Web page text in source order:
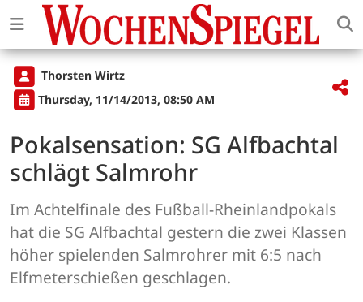
Thorsten Wirtz
Thursday, 11/14/2013, 08:50 AM
Pokalsensation: SG Alfbachtal
schlägt Salmrohr
Im Achtelfinale des Fußball-Rheinlandpokals
hat die SG Alfbachtal gestern die zwei Klassen
höher spielenden Salmrohrer mit 6:5 nach
Elfmeterschießen geschlagen.